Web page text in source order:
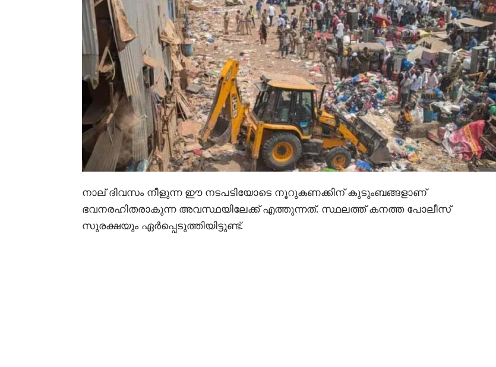
നാല് ദിവസം നീളുന്ന ഈ നടപടിയോടെ നൂറുകണക്കിന് കുടുംബങ്ങളാണ്
ഭവനരഹിതരാകുന്ന അവസ്ഥയിലേക്ക് എത്തുന്നത്. സ്ഥലത്ത് കനത്ത പോലീസ്
സുരക്ഷയും ഏർപ്പെടുത്തിയിട്ടുണ്ട്.